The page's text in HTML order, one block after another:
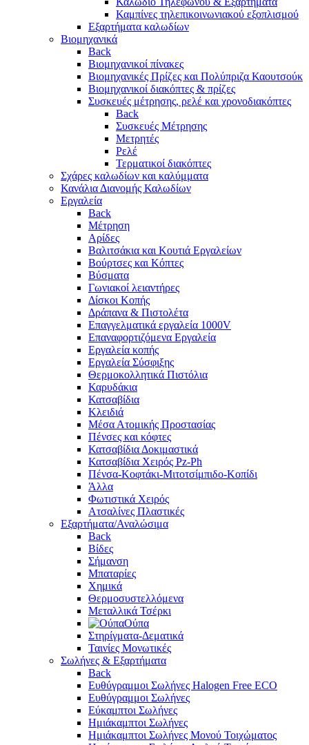
Καμπίνες τηλεπικοινωνιακού εξοπλισμού
Eξαρτήματα καλωδίων
Βιομηχανικά
Back
Βιομηχανικοί πίνακες
Βιομηχανικές Πρίζες και Πολύπριζα Καουτσούκ
Βιομηχανικοί διακόπτες & πρίζες
Συσκευές μέτρησης, ρελέ και χρονοδιακόπτες
Back
Συσκευές Μέτρησης
Μετρητές
Ρελέ
Τερματικοί διακόπτες
Σχάρες καλωδίων και καλύμματα
Κανάλια Διανομής Καλωδίων
Εργαλεία
Back
Μέτρηση
Αρίδες
Βαλιτσάκια και Κουτιά Εργαλείων
Βούρτσες και Κόπτες
Βύσματα
Γωνιακοί λειαντήρες
Δίσκοι Κοπής
Δράπανα & Πιστολέτα
Επαγγελματικά εργαλεία 1000V
Επαναφορτιζόμενα Εργαλεία
Εργαλεία κοπής
Εργαλεία Σύσφιξης
Θερμοκολλητικά Πιστόλια
Καρυδάκια
Κατσαβίδια
Κλειδιά
Μέσα Ατομικής Προστασίας
Πένσες και κόφτες
Κατσαβίδια Δοκιμαστικά
Κατσαβίδια Χειρός Pz-Ph
Πένσα-Κοφτάκι-Μιτοτσίμπιδο-Κοπίδι
Άλλα
Φωτιστικά Χειρός
Ατσαλίνες Πλαστικές
Εξαρτήματα/Αναλώσιμα
Back
Βίδες
Σήμανση
Μπαταρίες
Χημικά
Θερμοσυστελλόμενα
Μεταλλικά Τσέρκι
Ούπα
Στηρίγματα-Δεματικά
Ταινίες Μονωτικές
Σωλήνες & Εξαρτήματα
Back
Ευθύγραμμοι Σωλήνες Halogen Free ECO
Ευθύγραμμοι Σωλήνες
Εύκαμπτοι Σωλήνες
Ημιάκαμπτοι Σωλήνες
Ημιάκαμπτοι Σωλήνες Μονού Τοιχώματος